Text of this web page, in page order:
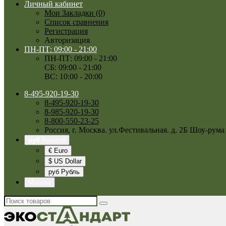
Личный кабинет
Мои Закладки (0)
Список сравнения
Регистрация
Авторизация
ПН-ПТ: 09:00 - 21:00
ПН-ПТ: 09:00 - 21:00
СБ: 09:00 - 21:00
ВС: 10:00 - 20:00
8-495-920-19-30
8-495-920-19-30
8-985-920-19-30
8-800-550-23-25
Россия, г. Москва. ул.Фестивальная. д. 2Б Шоу-рума
€ Euro
$ US Dollar
руб Рубль